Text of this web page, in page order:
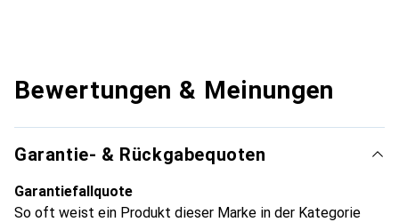
Bewertungen & Meinungen
Garantie- & Rückgabequoten
Garantiefallquote
So oft weist ein Produkt dieser Marke in der Kategorie